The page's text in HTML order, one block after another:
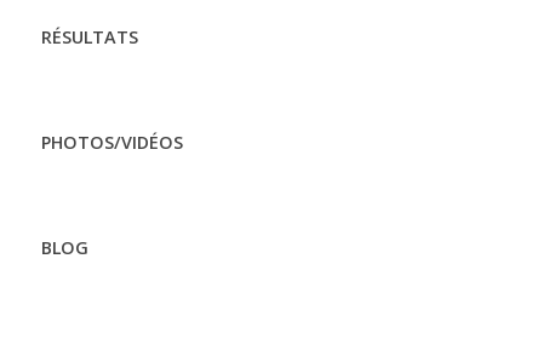
RÉSULTATS
PHOTOS/VIDÉOS
BLOG